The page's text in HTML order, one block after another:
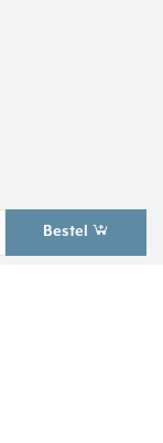
Bestel